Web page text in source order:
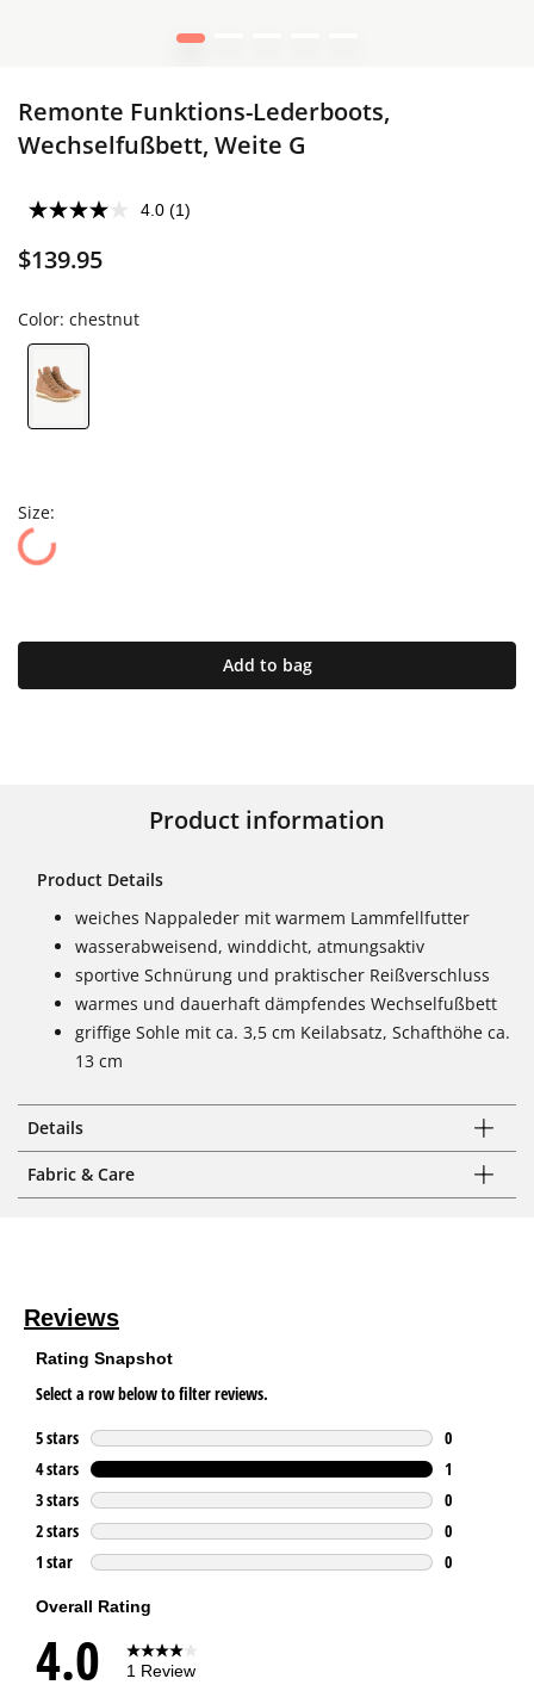
1
Remonte Funktions-Lederboots,
Wechselfußbett, Weite G
4.0 (1)
$139.95
Color: chestnut
Size:
Add to bag
Product information
Product Details
weiches Nappaleder mit warmem Lammfellfutter
wasserabweisend, winddicht, atmungsaktiv
sportive Schnürung und praktischer Reißverschluss
warmes und dauerhaft dämpfendes Wechselfußbett
griffige Sohle mit ca. 3,5 cm Keilabsatz, Schafthöhe ca.
13 cm
Details
Fabric & Care